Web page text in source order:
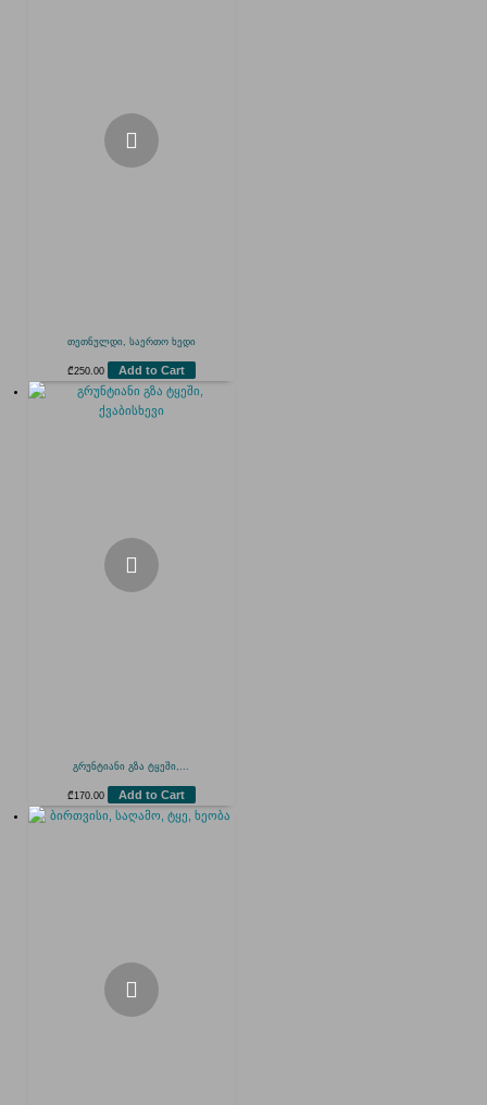
თეთნულდი, საერთო ხედი
₾250.00 Add to Cart
გრუნტიანი გზა ტყეში,...
₾ 170.00 Add to Cart